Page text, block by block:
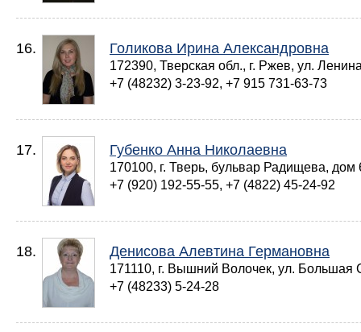
16. Голикова Ирина Александровна
172390, Тверская обл., г. Ржев, ул.
+7 (48232) 3-23-92, +7 915 731-63-73
17. Губенко Анна Николаевна
170100, г. Тверь, бульвар Радищева, дом
+7 (920) 192-55-55, +7 (4822) 45-24-92
18. Денисова Алевтина Германовна
171110, г. Вышний Волочек, ул. Большая
+7 (48233) 5-24-28